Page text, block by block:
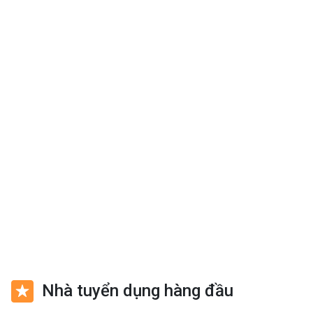
Nhà tuyển dụng hàng đầu